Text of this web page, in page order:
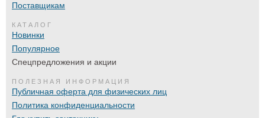
Поставщикам
КАТАЛОГ
Новинки
Популярное
Спецпредложения и акции
ПОЛЕЗНАЯ ИНФОРМАЦИЯ
Публичная оферта для физических лиц
Политика конфиденциальности